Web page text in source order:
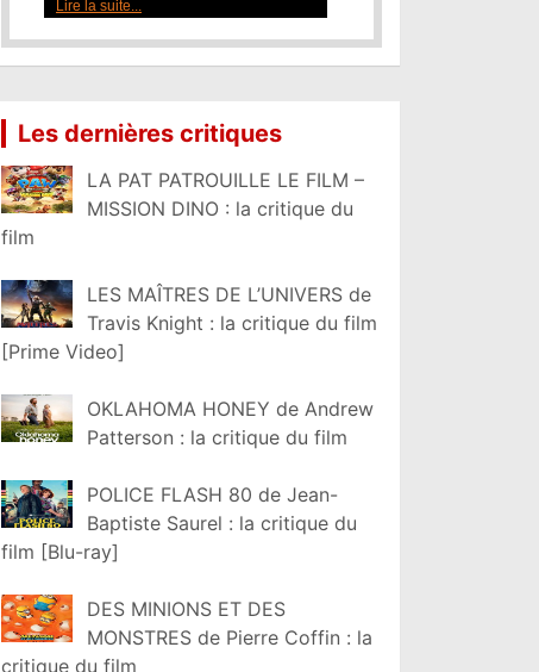
Lire la suite...
Les dernières critiques
LA PAT PATROUILLE LE FILM –
MISSION DINO : la critique du
film
LES MAÎTRES DE L’UNIVERS de
Travis Knight : la critique du film
[Prime Video]
OKLAHOMA HONEY de Andrew
Patterson : la critique du film
POLICE FLASH 80 de Jean-
Baptiste Saurel : la critique du
film [Blu-ray]
DES MINIONS ET DES
MONSTRES de Pierre Coffin : la
critique du film